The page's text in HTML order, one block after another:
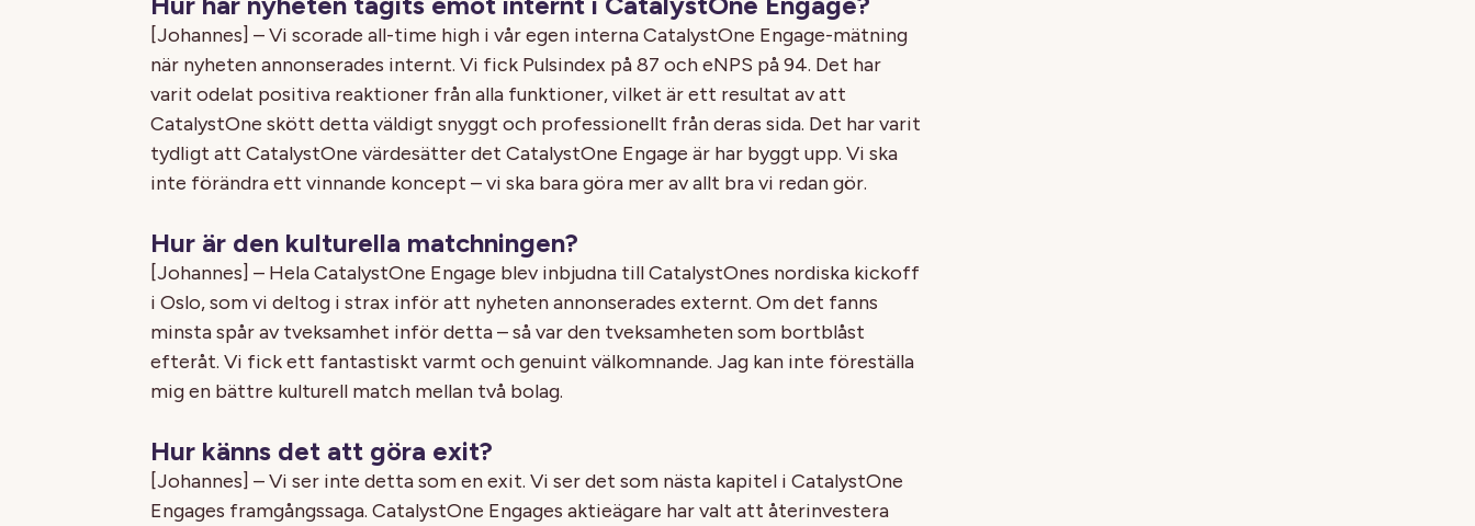
[Johannes] – Vi scorade all-time high i vår egen interna CatalystOne Engage-mätning
när nyheten annonserades internt. Vi fick Pulsindex på 87 och eNPS på 94. Det har
varit odelat positiva reaktioner från alla funktioner, vilket är ett resultat av att
CatalystOne skött detta väldigt snyggt och professionellt från deras sida. Det har varit
tydligt att CatalystOne värdesätter det CatalystOne Engage är har byggt upp. Vi ska
inte förändra ett vinnande koncept – vi ska bara göra mer av allt bra vi redan gör.
Hur är den kulturella matchningen?
[Johannes] – Hela CatalystOne Engage blev inbjudna till CatalystOnes nordiska kickoff
i Oslo, som vi deltog i strax inför att nyheten annonserades externt. Om det fanns
minsta spår av tveksamhet inför detta – så var den tveksamheten som bortblåst
efteråt. Vi fick ett fantastiskt varmt och genuint välkomnande. Jag kan inte föreställa
mig en bättre kulturell match mellan två bolag.
Hur känns det att göra exit?
[Johannes] – Vi ser inte detta som en exit. Vi ser det som nästa kapitel i CatalystOne
Engages framgångssaga. CatalystOne Engages aktieägare har valt att återinvestera